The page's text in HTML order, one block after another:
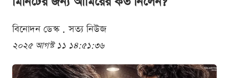
বিনোদন ডেস্ক . সত্য নিউজ
২০২৫ আগস্ট ১১ ১৪:৫১:৩৬